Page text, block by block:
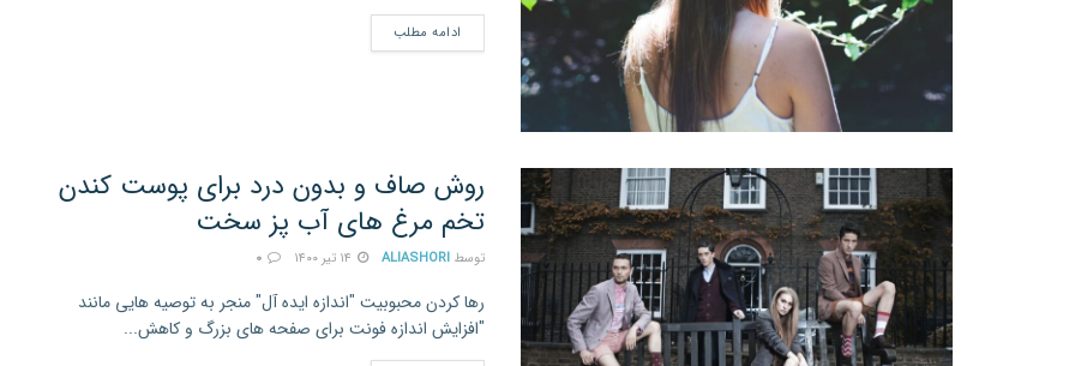
ادامه مطلب
روش صاف و بدون درد برای پوست کندن
تخم مرغ های آب پز سخت
توسط ALIASHORI
رها کردن محبوبیت "اندازه ایده آل" منجر به توصیه هایی مانند
"افزایش اندازه فونت برای صفحه های بزرگ و کاهش...